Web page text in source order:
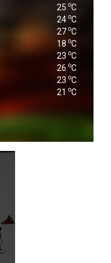
25 oC
24 oC
27 oC
18 oC
23 oC
26 oC
23 oC
21 oC